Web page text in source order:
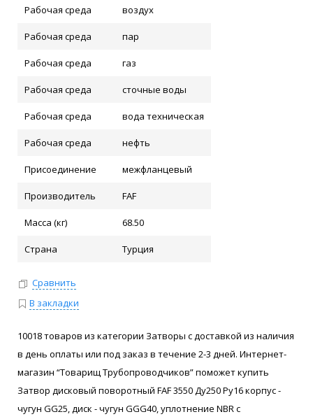
Рабочая среда воздух
Рабочая среда пар
Рабочая среда газ
Рабочая среда сточные воды
Рабочая среда вода техническая
Рабочая среда нефть
Присоединение межфланцевый
Производитель FAF
Масса (кг) 68.50
Страна Турция
Сравнить
В закладки
10018 товаров из категории Затворы с доставкой из наличия
в день оплаты или под заказ в течение 2-3 дней. Интернет-
магазин “Товарищ Трубопроводчиков” поможет купить
Затвор дисковый поворотный FAF 3550 Ду250 Ру16 корпус -
чугун GG25, диск - чугун GGG40, уплотнение NBR с